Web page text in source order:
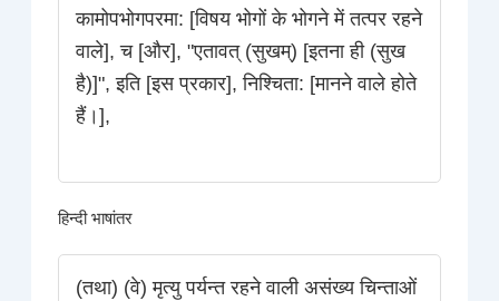
कामोपभोगपरमा: [विषय भोगों के भोगने में तत्पर रहने
वाले], च [और], "एतावत् (सुखम्) [इतना ही (सुख
है)]", इति [इस प्रकार], निश्चिता: [मानने वाले होते
हैं।],
हिन्दी भाषांतर
(तथा) (वे) मृत्यु पर्यन्त रहने वाली असंख्य चिन्ताओं